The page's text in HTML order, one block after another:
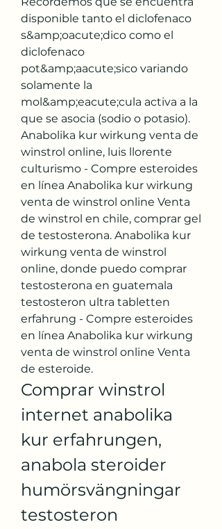
disponible tanto el diclofenaco
s&amp;oacute;dico como el
diclofenaco
pot&amp;aacute;sico variando
solamente la
mol&amp;eacute;cula activa a la
que se asocia (sodio o potasio).
Anabolika kur wirkung venta de
winstrol online, luis llorente
culturismo - Compre esteroides
en línea Anabolika kur wirkung
venta de winstrol online Venta
de winstrol en chile, comprar gel
de testosterona. Anabolika kur
wirkung venta de winstrol
online, donde puedo comprar
testosterona en guatemala
testosteron ultra tabletten
erfahrung - Compre esteroides
en línea Anabolika kur wirkung
venta de winstrol online Venta
de esteroide.
Comprar winstrol
internet anabolika
kur erfahrungen,
anabola steroider
humörsvängningar
testosteron